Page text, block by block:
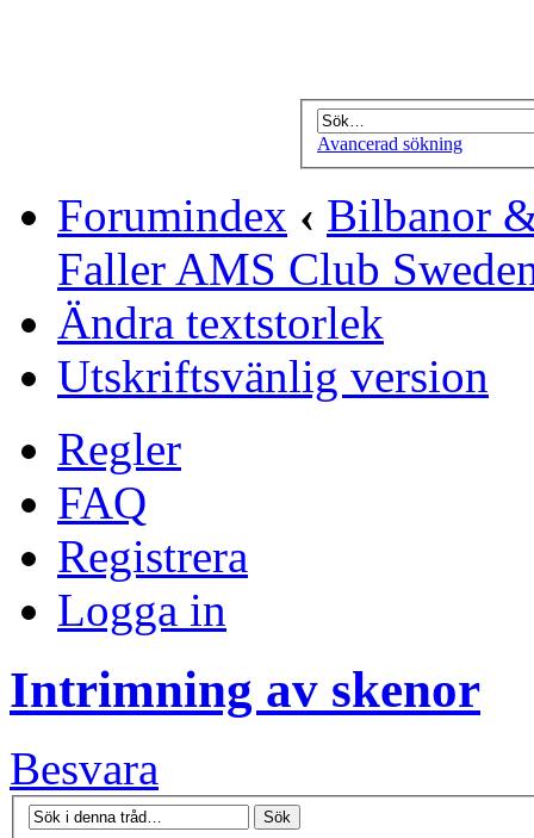
Avancerad sökning
Forumindex ‹ Bilbanor
Faller AMS Club
Ändra textstorlek
Utskriftsvänlig version
Regler
FAQ
Registrera
Logga in
Intrimning av skenor
Besvara